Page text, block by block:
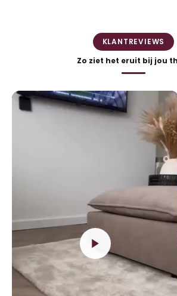
KLANTREVIEWS
Zo ziet het eruit bij jou